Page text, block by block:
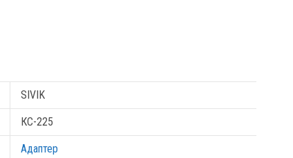
SIVIK
КС-225
Адаптер